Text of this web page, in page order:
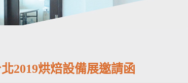
2019烘焙設備展邀請函